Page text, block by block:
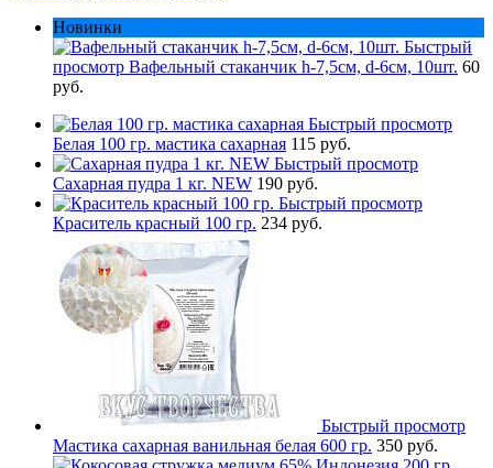
Новинки
Быстрый
просмотр Вафельный стаканчик h-7,5см, d-6см, 10шт. 60
руб.
Быстрый просмотр
Белая 100 гр. мастика сахарная 115 руб.
Быстрый просмотр
Сахарная пудра 1 кг. NEW 190 руб.
Быстрый просмотр
Краситель красный 100 гр. 234 руб.
Быстрый просмотр
Мастика сахарная ванильная белая 600 гр. 350 руб.